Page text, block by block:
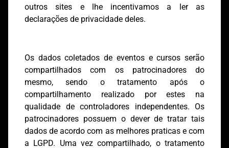
outros sites e lhe incentivamos a ler as
declarações de privacidade deles.
Os dados coletados de eventos e cursos serão
compartilhados com os patrocinadores do
mesmo, sendo o tratamento após o
compartilhamento realizado por estes na
qualidade de controladores independentes. Os
patrocinadores possuem o dever de tratar tais
dados de acordo com as melhores praticas e com
a LGPD. Uma vez compartilhado, o tratamento